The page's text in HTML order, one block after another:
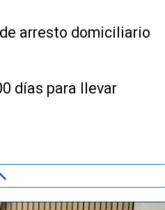
s
e
arresto domiciliario
días para llevar